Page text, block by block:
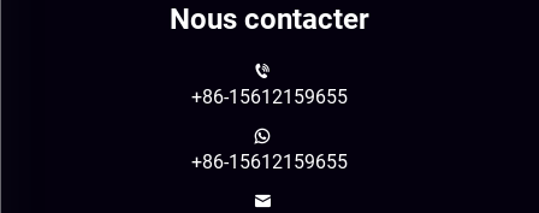
Nous contacter
+86-15612159655
+86-15612159655